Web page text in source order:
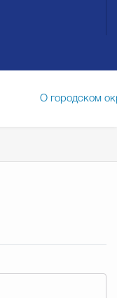
О городском
округа